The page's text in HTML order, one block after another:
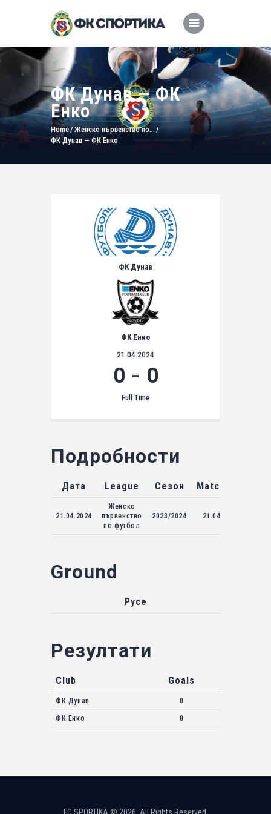
ФК Дунав — ФК
Енко
Home Женско първенство по...
ФК Дунав — ФК Енко
ФК Дунав
ФК Енко
21.04.2024
0 - 0
Full Time
Подробности
Дата League Сезон Match Day
21.04.2024
Женско
първенство
по футбол
2023/2024 21.04.2024
Ground
Русе
Резултати
Club Goals
ФК Дунав 0
ФК Енко 0
FC SPORTIKA © 2026. All Rights Reserved.